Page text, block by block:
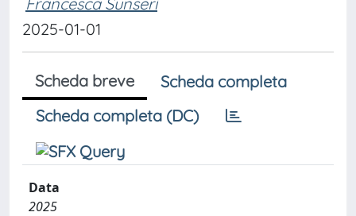
2025-01-01
Scheda breve
Scheda completa
Scheda completa (DC)
Data
2025